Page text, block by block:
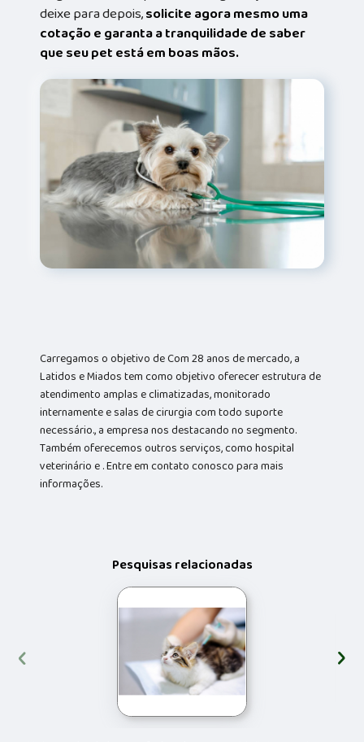
deixe para depois,solicite agora mesmo uma
cotação e garanta a tranquilidade de saber
que seu pet está em boas mãos.
Carregamos o objetivo de Com 28 anos de mercado, a
Latidos e Miados tem como objetivo oferecer estrutura de
atendimento amplas e climatizadas, monitorado
internamente e salas de cirurgia com todo suporte
necessário., a empresa nos destacando no segmento.
Também oferecemos outros serviços, como hospital
veterinário e . Entre em contato conosco para mais
informações.
Pesquisas relacionadas
‹ ›